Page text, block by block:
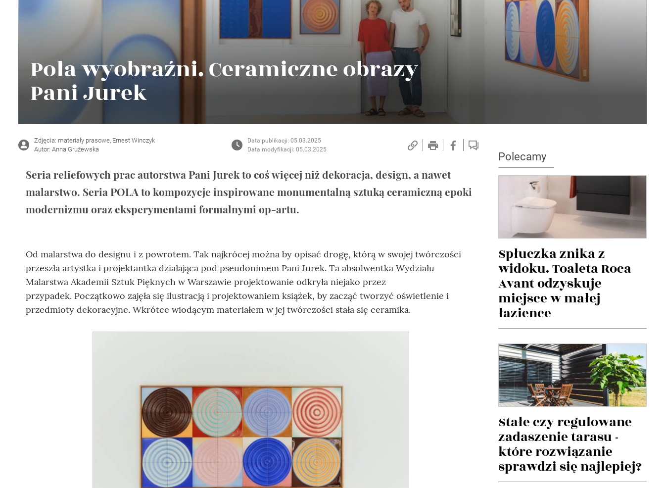
Pola wyobraźni. Ceramiczne obrazy
Pani Jurek
Zdjęcia: materiały prasowe, Ernest Winczyk
Autor: Anna Grużewska
Data publikacji: 05.03.2025
Data modyfikacji: 05.03.2025
Seria reliefowych prac autorstwa Pani Jurek to coś więcej niż dekoracja, design, a nawet
malarstwo. Seria POLA to kompozycje inspirowane monumentalną sztuką ceramiczną epoki
modernizmu oraz eksperymentami formalnymi op-artu.
Od malarstwa do designu i z powrotem. Tak najkrócej można by opisać drogę, którą w swojej twórczości
przeszła artystka i projektantka działająca pod pseudonimem Pani Jurek. Ta absolwentka Wydziału
Malarstwa Akademii Sztuk Pięknych w Warszawie projektowanie odkryła niejako przez
przypadek. Początkowo zajęła się ilustracją i projektowaniem książek, by zacząć tworzyć oświetlenie i
przedmioty dekoracyjne. Wkrótce wiodącym materiałem w jej twórczości stała się ceramika.
Polecamy
Spłuczka znika z
widoku. Toaleta Roca
Avant odzyskuje
miejsce w małej
łazience
Stałe czy regulowane
zadaszenie tarasu -
które rozwiązanie
sprawdzi się najlepiej?